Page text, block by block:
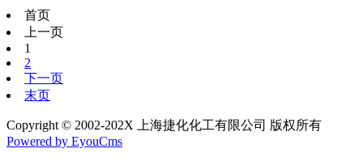
首页
上一页
1
2
下一页
末页
Copyright © 2002-202X 上海捷化化工有限公司 版权所有
Powered by EyouCms